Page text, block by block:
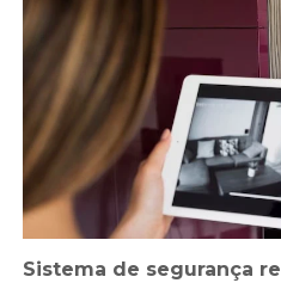
Sistema de segurança